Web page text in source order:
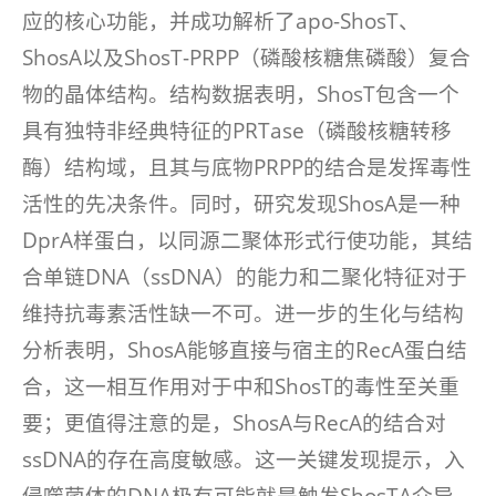
应的核心功能，并成功解析了apo-ShosT、
ShosA以及ShosT-PRPP（磷酸核糖焦磷酸）复合
物的晶体结构。结构数据表明，ShosT包含一个
具有独特非经典特征的PRTase（磷酸核糖转移
酶）结构域，且其与底物PRPP的结合是发挥毒性
活性的先决条件。同时，研究发现ShosA是一种
DprA样蛋白，以同源二聚体形式行使功能，其结
合单链DNA（ssDNA）的能力和二聚化特征对于
维持抗毒素活性缺一不可。进一步的生化与结构
分析表明，ShosA能够直接与宿主的RecA蛋白结
合，这一相互作用对于中和ShosT的毒性至关重
要；更值得注意的是，ShosA与RecA的结合对
ssDNA的存在高度敏感。这一关键发现提示，入